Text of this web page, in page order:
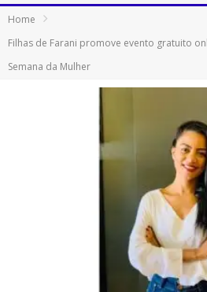
Home
Filhas de Farani promove evento gratuito
Semana da Mulher